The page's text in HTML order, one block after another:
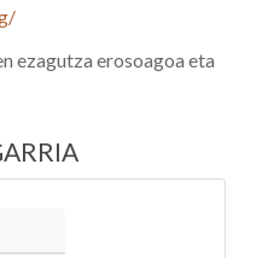
ezagutza erosoagoa eta